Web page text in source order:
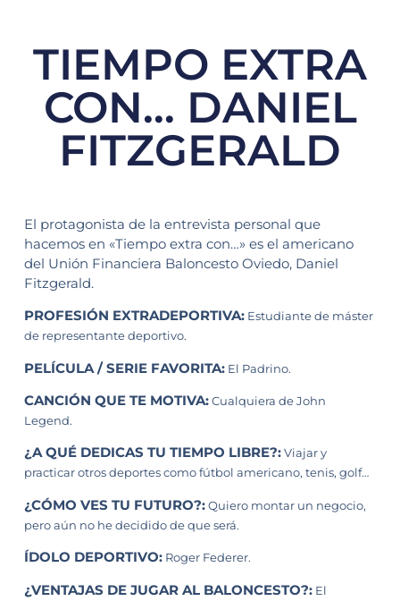
TIEMPO EXTRA
CON… DANIEL
FITZGERALD
El protagonista de la entrevista personal que
hacemos en «Tiempo extra con…» es el americano
del Unión Financiera Baloncesto Oviedo, Daniel
Fitzgerald.
PROFESIÓN EXTRADEPORTIVA:Estudiante de máster
de representante deportivo.
PELÍCULA / SERIE FAVORITA:El Padrino.
CANCIÓN QUE TE MOTIVA:Cualquiera de John
Legend.
¿A QUÉ DEDICAS TU TIEMPO LIBRE?:Viajar y
practicar otros deportes como fútbol americano, tenis, golf…
¿CÓMO VES TU FUTURO?:Quiero montar un negocio,
pero aún no he decidido de que será.
ÍDOLO DEPORTIVO:Roger Federer.
¿VENTAJAS DE JUGAR AL BALONCESTO?:El